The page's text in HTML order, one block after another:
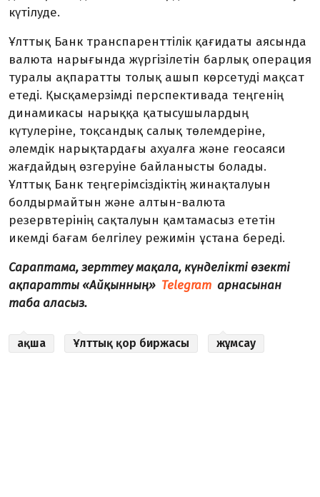
күтілуде.
Ұлттық Банк транспаренттілік қағидаты аясында
валюта нарығында жүргізілетін барлық операция
туралы ақпаратты толық ашып көрсетуді мақсат
етеді. Қысқамерзімді перспективада теңгенің
динамикасы нарыққа қатысушылардың
күтулеріне, тоқсандық салық төлемдеріне,
әлемдік нарықтардағы ахуалға және геосаяси
жағдайдың өзгеруіне байланысты болады.
Ұлттық Банк теңгерімсіздіктің жинақталуын
болдырмайтын және алтын-валюта
резервтерінің сақталуын қамтамасыз ететін
икемді бағам белгілеу режимін ұстана береді.
Сараптама, зерттеу мақала, күнделікті өзекті
ақпаратты «Айқынның» Telegram арнасынан
таба аласыз.
ақша Ұлттық қор биржасы жұмсау